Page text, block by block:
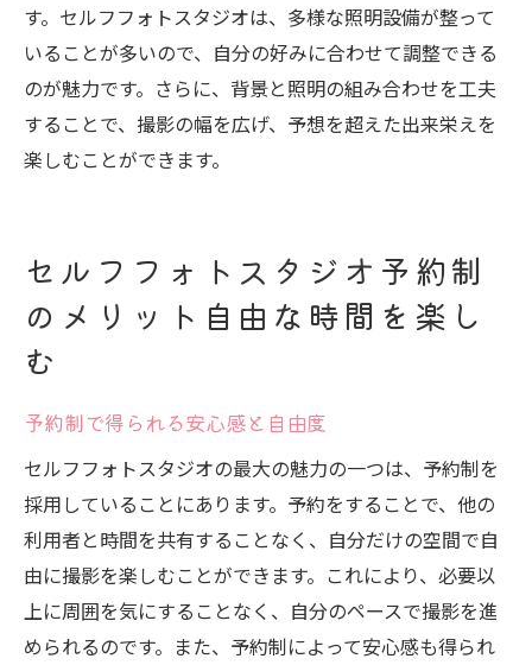
す。セルフフォトスタジオは、多様な照明設備が整って
いることが多いので、自分の好みに合わせて調整できる
のが魅力です。さらに、背景と照明の組み合わせを工夫
することで、撮影の幅を広げ、予想を超えた出来栄えを
楽しむことができます。
セルフフォトスタジオ予約制
のメリット自由な時間を楽し
む
予約制で得られる安心感と自由度
セルフフォトスタジオの最大の魅力の一つは、予約制を
採用していることにあります。予約をすることで、他の
利用者と時間を共有することなく、自分だけの空間で自
由に撮影を楽しむことができます。これにより、必要以
上に周囲を気にすることなく、自分のペースで撮影を進
められるのです。また、予約制によって安心感も得られ